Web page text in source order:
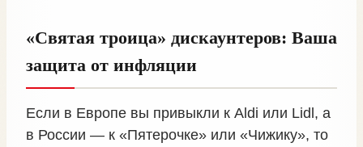
«Святая троица» дискаунтеров: Ваша
защита от инфляции
Если в Европе вы привыкли к Aldi или Lidl, а
в России — к «Пятерочке» или «Чижику», то